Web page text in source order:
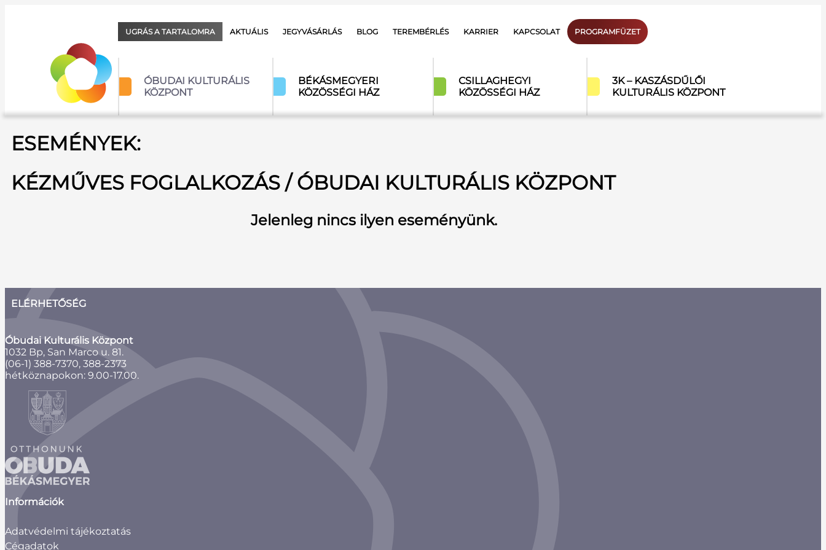
UGRÁS A TARTALOMRA AKTUÁLIS JEGYVÁSÁRLÁS BLOG TEREMBÉRLÉS KARRIER KAPCSOLAT PROGRAMFÜZET
ÓBUDAI KULTURÁLIS
KÖZPONT
BÉKÁSMEGYERI
KÖZÖSSÉGI HÁZ
CSILLAGHEGYI
KÖZÖSSÉGI HÁZ
3K – KASZÁSDŰLŐI
KULTURÁLIS KÖZPONT
ESEMÉNYEK:
KÉZMŰVES FOGLALKOZÁS / ÓBUDAI KULTURÁLIS KÖZPONT
Jelenleg nincs ilyen eseményünk.
ELÉRHETŐSÉG
Óbudai Kulturális Központ
1032 Bp, San Marco u. 81.
(06-1) 388-7370, 388-2373
hétköznapokon: 9.00-17.00.
Információk
Adatvédelmi tájékoztatás
Cégadatok